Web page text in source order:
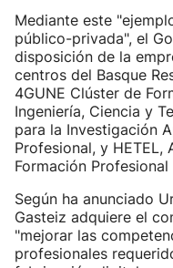
Mediante este
público-privada", el
disposición de la
centros del Basque
4GUNE Clúster de
Ingeniería, Ciencia y
para la Investigación
Profesional, y
Formación Profesional
Según ha anunciado
Gasteiz adquiere el
"mejorar las
profesionales